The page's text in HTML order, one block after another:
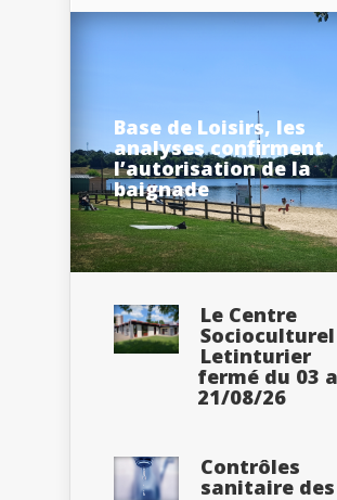
Base de Loisirs, les
analyses confirment
l’autorisation de la
baignade
Le Centre
Socioculturel
Letinturier
fermé du 03
21/08/26
Contrôles
sanitaire des